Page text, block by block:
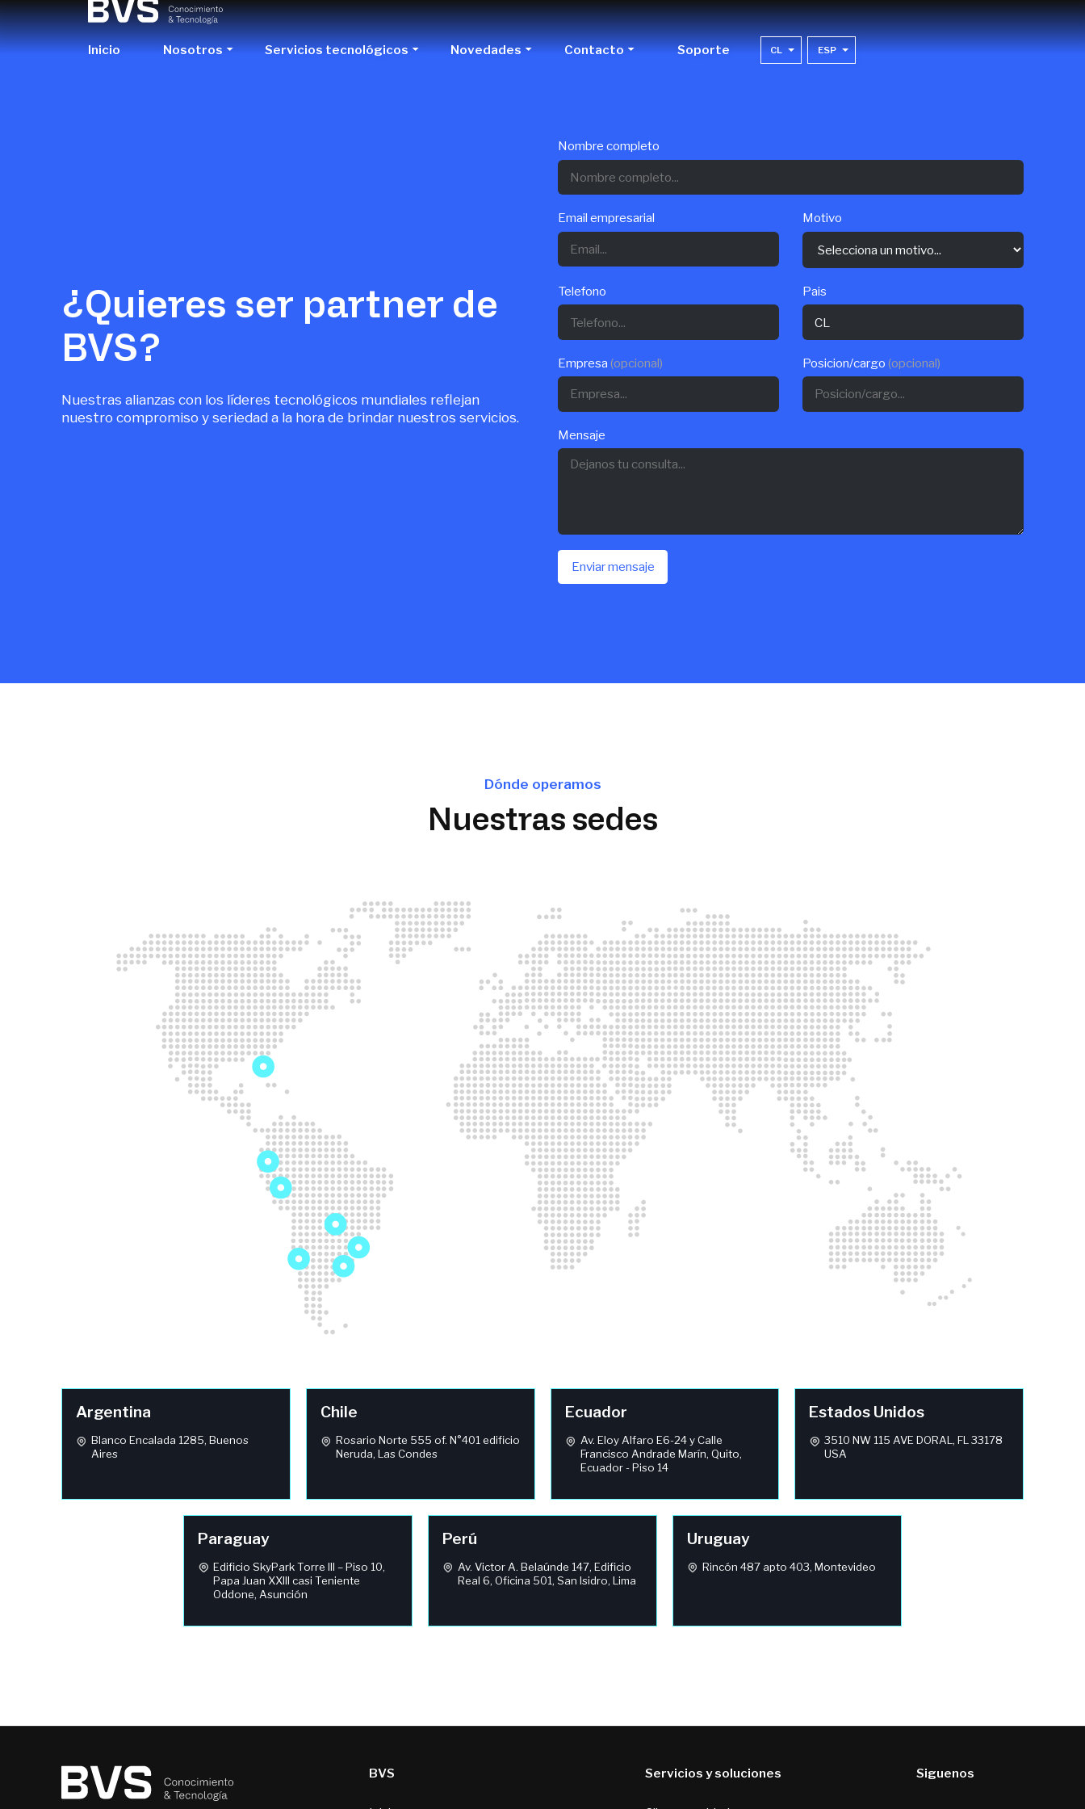
Inicio Nosotros Servicios tecnológicos Novedades Contacto Soporte CL ESP
¿Quieres ser partner de
BVS?
Nuestras alianzas con los líderes tecnológicos mundiales reflejan
nuestro compromiso y seriedad a la hora de brindar nuestros servicios.
Nombre completo
Email empresarial Motivo
Telefono Pais
Empresa (opcional) Posicion/cargo (opcional)
Mensaje
Enviar mensaje
Dónde operamos
Nuestras sedes
Argentina
Blanco Encalada 1285, Buenos
Aires
Chile
Rosario Norte 555 of. N°401 edificio
Neruda, Las Condes
Ecuador
Av. Eloy Alfaro E6-24 y Calle
Francisco Andrade Marín, Quito,
Ecuador - Piso 14
Estados Unidos
3510 NW 115 AVE DORAL, FL 33178
USA
Paraguay
Edificio SkyPark Torre III – Piso 10,
Papa Juan XXIII casi Teniente
Oddone, Asunción
Perú
Av. Victor A. Belaúnde 147, Edificio
Real 6, Oficina 501, San Isidro, Lima
Uruguay
Rincón 487 apto 403, Montevideo
BVS Servicios y soluciones Siguenos